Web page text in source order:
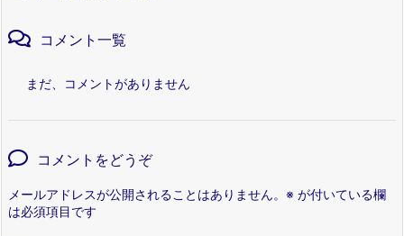
コメント一覧
まだ、コメントがありません
コメントをどうぞ
メールアドレスが公開されることはありません。 ※ が付いている欄
は必須項目です